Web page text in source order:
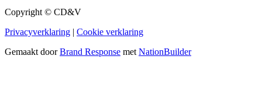
Copyright © CD&V
Privacyverklaring | Cookie verklaring
Gemaakt doorBrand Response met NationBuilder